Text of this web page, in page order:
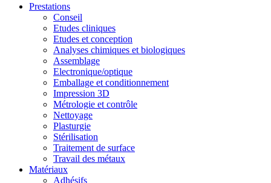
Prestations
Conseil
Etudes cliniques
Etudes et conception
Analyses chimiques et biologiques
Assemblage
Electronique/optique
Emballage et conditionnement
Impression 3D
Métrologie et contrôle
Nettoyage
Plasturgie
Stérilisation
Traitement de surface
Travail des métaux
Matériaux
Adhésifs